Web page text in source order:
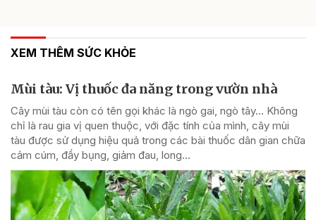
XEM THÊM SỨC KHỎE
Mùi tàu: Vị thuốc đa năng trong vườn nhà
Cây mùi tàu còn có tên gọi khác là ngò gai, ngò tây… Không
chỉ là rau gia vị quen thuộc, với đặc tính của mình, cây mùi
tàu được sử dụng hiệu quả trong các bài thuốc dân gian chữa
cảm cúm, đầy bụng, giảm đau, long...